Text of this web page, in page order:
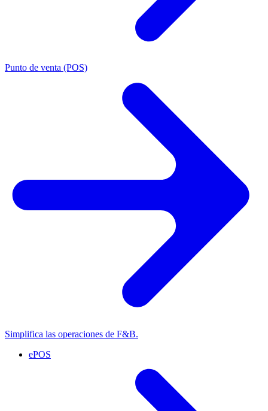
Punto de venta (POS)
Simplifica las operaciones de F&B.
ePOS